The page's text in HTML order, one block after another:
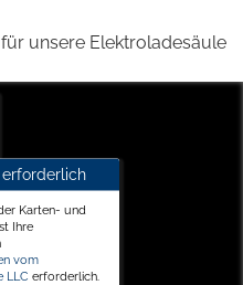
unsere Elektroladesäule
Karten- und
Ihre
vom
LLC erforderlich.